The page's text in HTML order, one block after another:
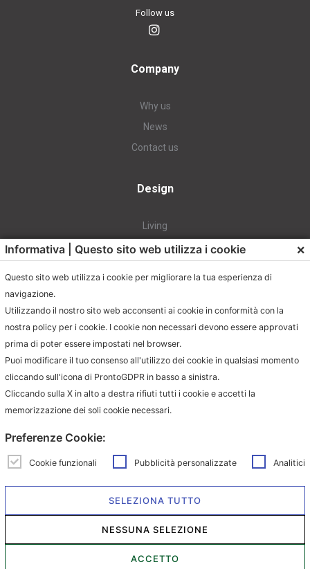
Follow us
Company
Why us
News
Contact us
Design
Living
Dining
Contact
info@milanohome.it
jacopo.muto@milanohome.it
MHC is a worldwide registered
brand by Domus Concept S.r.l.
MHC - All rights reserved |privacy e cookie
Informativa | Questo sito web utilizza i cookie ×
Questo sito web utilizza i cookie per migliorare la tua esperienza di
navigazione.
Utilizzando il nostro sito web acconsenti ai cookie in conformità con la
nostra policy per i cookie. I cookie non necessari devono essere approvati
prima di poter essere impostati nel browser.
Puoi modificare il tuo consenso all'utilizzo dei cookie in qualsiasi momento
cliccando sull'icona di ProntoGDPR in basso a sinistra.
Cliccando sulla X in alto a destra rifiuti tutti i cookie e accetti la
memorizzazione dei soli cookie necessari.
Preferenze Cookie:
Cookie funzionali Pubblicità personalizzate Analitici
SELEZIONA TUTTO
NESSUNA SELEZIONE
ACCETTO